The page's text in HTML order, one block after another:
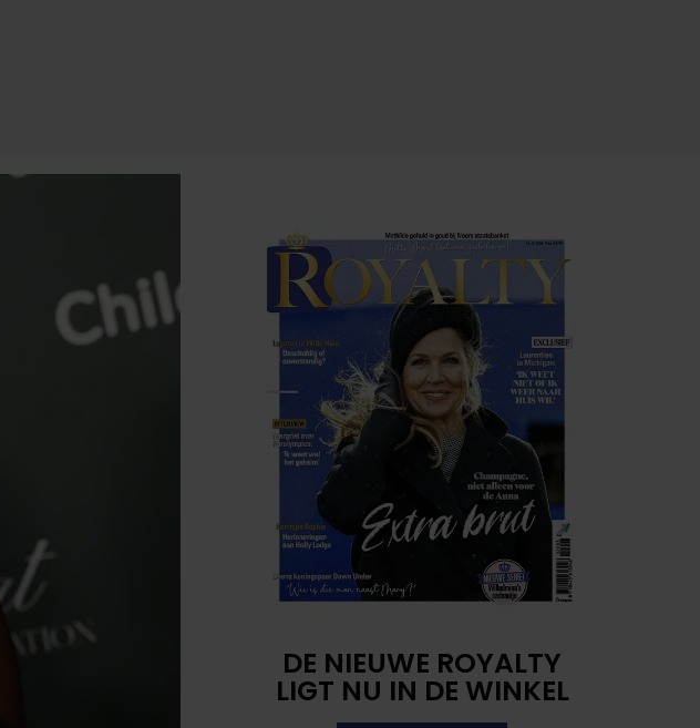
DE NIEUWE ROYALTY
LIGT NU IN DE WINKEL